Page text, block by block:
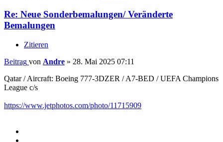
Re: Neue Sonderbemalungen/ Veränderte
Bemalungen
Zitieren
Beitrag von Andre » 28. Mai 2025 07:11
Qatar / Aircraft: Boeing 777-3DZER / A7-BED / UEFA Champions
League c/s
https://www.jetphotos.com/photo/11715909